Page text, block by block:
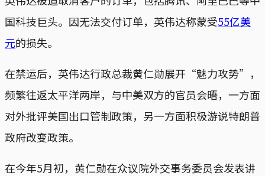
国科技巨头。因无法交付订单，英伟达称蒙受55亿美
元的损失。
在禁运后，英伟达行政总裁黄仁勋展开“魅力攻势”，
频繁往返太平洋两岸，与中美双方的官员会晤，一方面
对外批评美国出口管制政策，另一方面积极游说特朗普
政府改变政策。
在今年5月初，黄仁勋在众议院外交事务委员会发表讲